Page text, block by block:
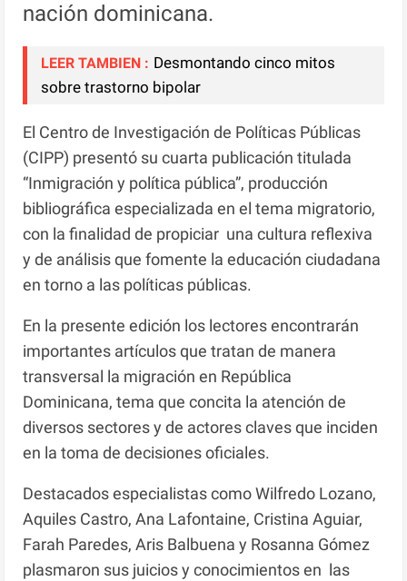
nación dominicana.
LEER TAMBIEN : Desmontando cinco mitos
sobre trastorno bipolar
El Centro de Investigación de Políticas Públicas
(CIPP) presentó su cuarta publicación titulada
“Inmigración y política pública”, producción
bibliográfica especializada en el tema migratorio,
con la finalidad de propiciar una cultura reflexiva
y de análisis que fomente la educación ciudadana
en torno a las políticas públicas.
En la presente edición los lectores encontrarán
importantes artículos que tratan de manera
transversal la migración en República
Dominicana, tema que concita la atención de
diversos sectores y de actores claves que inciden
en la toma de decisiones oficiales.
Destacados especialistas como Wilfredo Lozano,
Aquiles Castro, Ana Lafontaine, Cristina Aguiar,
Farah Paredes, Aris Balbuena y Rosanna Gómez
plasmaron sus juicios y conocimientos en las